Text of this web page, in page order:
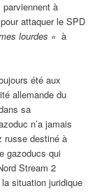
à
attaquer le SPD
lourdes « à
été aux
allemande du
sa
n’a jamais
russe destiné à
gazoducs qui
Stream 2
situation juridique